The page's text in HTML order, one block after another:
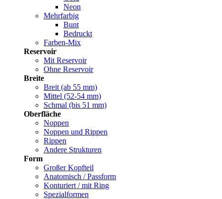
Neon
Mehrfarbig
Bunt
Bedruckt
Farben-Mix
Reservoir
Mit Reservoir
Ohne Reservoir
Breite
Breit (ab 55 mm)
Mittel (52-54 mm)
Schmal (bis 51 mm)
Oberfläche
Noppen
Noppen und Rippen
Rippen
Andere Strukturen
Form
Großer Kopfteil
Anatomisch / Passform
Konturiert / mit Ring
Spezialformen